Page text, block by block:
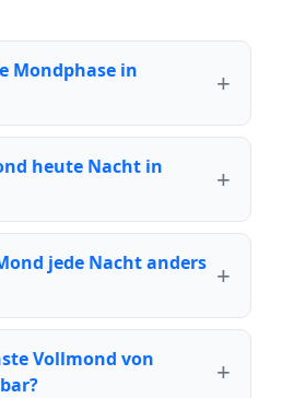
Mondphase in
heute Nacht in
jede Nacht anders
Vollmond von